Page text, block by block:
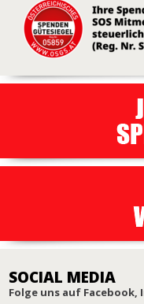
SOCIAL MEDIA
Folge uns auf